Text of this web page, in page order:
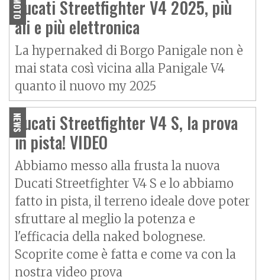
2025: bella e incredibile
MOTO
Ducati Streetfighter V4 2025, più
ali e più elettronica
La hypernaked di Borgo Panigale non è
mai stata così vicina alla Panigale V4
quanto il nuovo my 2025
NEWS
Ducati Streetfighter V4 S, la prova
in pista! VIDEO
Abbiamo messo alla frusta la nuova
Ducati Streetfighter V4 S e lo abbiamo
fatto in pista, il terreno ideale dove poter
sfruttare al meglio la potenza e
l'efficacia della naked bolognese.
Scoprite come è fatta e come va con la
nostra video prova